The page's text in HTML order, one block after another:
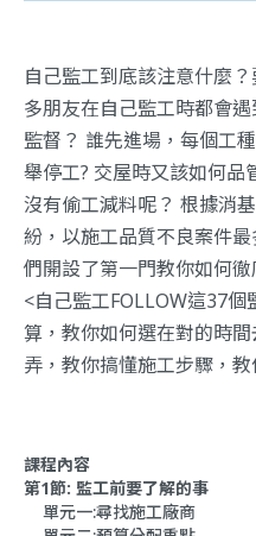
自己監工到底該注意什麼
多朋友在自己監工時都會
監督？ 誰先進場，每個工
舉停工? 交屋時又該如何品
沒有偷工減料呢？ 根據消
紛，以施工品質不良案件
們開設了第一門教你如何
<自己監工FOLLOW這37
算，教你如何選在對的時
弄，教你搞懂施工步驟，教
課程內容
第1節: 監工前要了解的事
單元一:尋找施工廠商